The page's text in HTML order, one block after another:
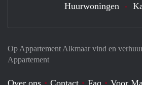
Op Appartement Alkmaar vind en
Appartement
Over ons Contact Faq Voor
Huurwoningen